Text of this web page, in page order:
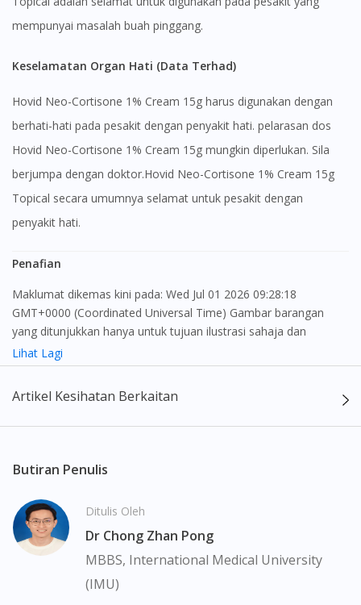
mempunyai masalah buah pinggang.
Keselamatan Organ Hati (Data Terhad)
Hovid Neo-Cortisone 1% Cream 15g harus digunakan dengan
berhati-hati pada pesakit dengan penyakit hati. pelarasan dos
Hovid Neo-Cortisone 1% Cream 15g mungkin diperlukan. Sila
berjumpa dengan doktor.Hovid Neo-Cortisone 1% Cream 15g
Topical secara umumnya selamat untuk pesakit dengan
penyakit hati.
Penafian
Maklumat dikemas kini pada: Wed Jul 01 2026 09:28:18
GMT+0000 (Coordinated Universal Time) Gambar barangan
yang ditunjukkan hanya untuk tujuan ilustrasi sahaja dan
mungkin tidak seperti produk yang sebenar
maklumat sahaja, bagi kegunaan para pengamal perubatan dan
bukan bertujuan sebagai rujukan kepada pengguna untuk
seorang pengamal perubatan. Keberkesanan dan kesan
pengguna dengan pengguna yang lain. Kami tidak menyarankan
pengguna untuk membuat diagnosis atau rawatan sendiri.
Pesakit haruslah sentiasa mendapatkan nasihat daripada doktor
atau ahli farmasi bertauliah sebelum mengambil atau
menggunakan sebarang ubat-ubatan. Isi kandungan laman web
ini adalah terhad dan mungkin tidak merangkumi semua aspek
Lihat Lagi
Artikel Kesihatan Berkaitan
Butiran Penulis
Ditulis Oleh
Dr Chong Zhan Pong
MBBS, International Medical University
(IMU)